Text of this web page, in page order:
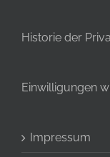
Historie der
Einwilligungen
Impressum